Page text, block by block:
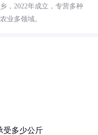
，2022年成立，专营多种
业多领域。
受多少公斤